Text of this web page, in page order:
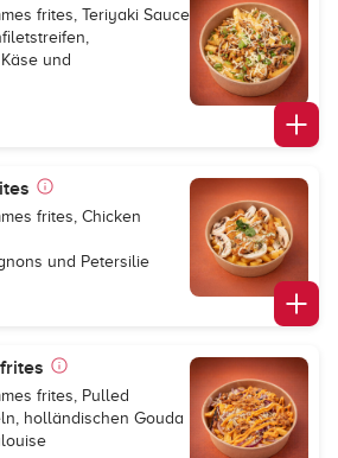
frites, Teriyaki Sauce
und
frites, Chicken
und Petersilie
frites, Pulled
holländischen Gouda